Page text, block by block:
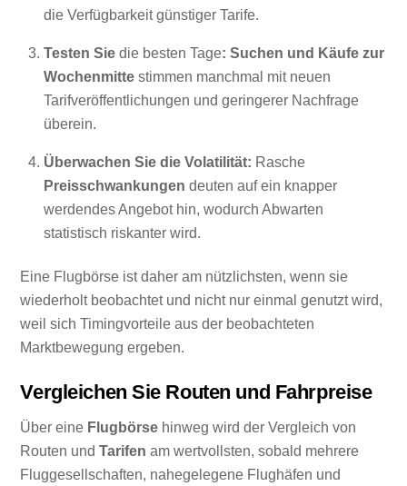
die Verfügbarkeit günstiger Tarife.
Testen Sie die besten Tage: Suchen und Käufe zur
Wochenmitte stimmen manchmal mit neuen
Tarifveröffentlichungen und geringerer Nachfrage
überein.
Überwachen Sie die Volatilität: Rasche
Preisschwankungen deuten auf ein knapper
werdendes Angebot hin, wodurch Abwarten
statistisch riskanter wird.
Eine Flugbörse ist daher am nützlichsten, wenn sie
wiederholt beobachtet und nicht nur einmal genutzt wird,
weil sich Timingvorteile aus der beobachteten
Marktbewegung ergeben.
Vergleichen Sie Routen und Fahrpreise
Über eine Flugbörse hinweg wird der Vergleich von
Routen undTarifen am wertvollsten, sobald mehrere
Fluggesellschaften, nahegelegene Flughäfen und